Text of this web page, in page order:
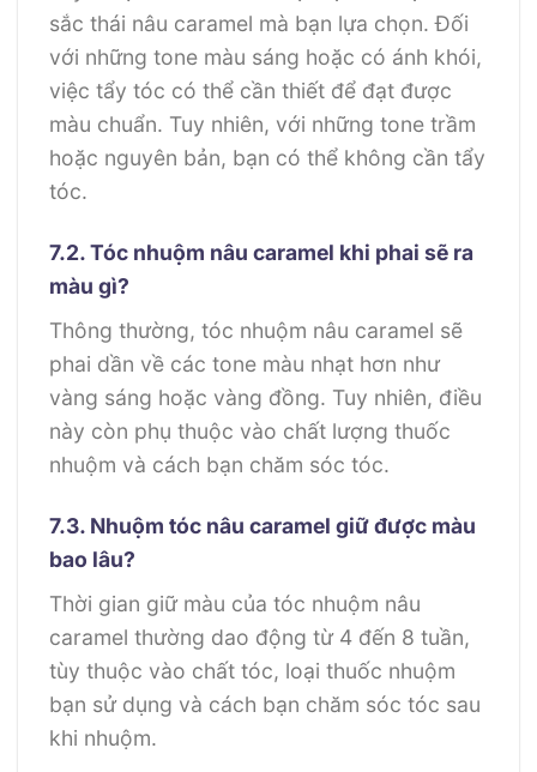
sắc thái nâu caramel mà bạn lựa chọn. Đối
với những tone màu sáng hoặc có ánh khói,
việc tẩy tóc có thể cần thiết để đạt được
màu chuẩn. Tuy nhiên, với những tone trầm
hoặc nguyên bản, bạn có thể không cần tẩy
tóc.
7.2. Tóc nhuộm nâu caramel khi phai sẽ ra
màu gì?
Thông thường, tóc nhuộm nâu caramel sẽ
phai dần về các tone màu nhạt hơn như
vàng sáng hoặc vàng đồng. Tuy nhiên, điều
này còn phụ thuộc vào chất lượng thuốc
nhuộm và cách bạn chăm sóc tóc.
7.3. Nhuộm tóc nâu caramel giữ được màu
bao lâu?
Thời gian giữ màu của tóc nhuộm nâu
caramel thường dao động từ 4 đến 8 tuần,
tùy thuộc vào chất tóc, loại thuốc nhuộm
bạn sử dụng và cách bạn chăm sóc tóc sau
khi nhuộm.